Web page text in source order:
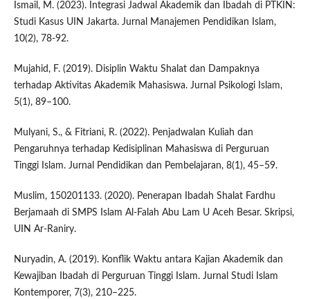
Ismail, M. (2023). Integrasi Jadwal Akademik dan Ibadah di PTKIN:
Studi Kasus UIN Jakarta. Jurnal Manajemen Pendidikan Islam,
10(2), 78-92.
Mujahid, F. (2019). Disiplin Waktu Shalat dan Dampaknya
terhadap Aktivitas Akademik Mahasiswa. Jurnal Psikologi Islam,
5(1), 89–100.
Mulyani, S., & Fitriani, R. (2022). Penjadwalan Kuliah dan
Pengaruhnya terhadap Kedisiplinan Mahasiswa di Perguruan
Tinggi Islam. Jurnal Pendidikan dan Pembelajaran, 8(1), 45–59.
Muslim, 150201133. (2020). Penerapan Ibadah Shalat Fardhu
Berjamaah di SMPS Islam Al-Falah Abu Lam U Aceh Besar. Skripsi,
UIN Ar-Raniry.
Nuryadin, A. (2019). Konflik Waktu antara Kajian Akademik dan
Kewajiban Ibadah di Perguruan Tinggi Islam. Jurnal Studi Islam
Kontemporer, 7(3), 210–225.